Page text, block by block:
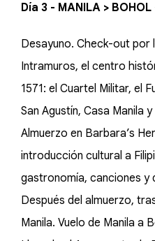
Día 3 - MANILA > BOHOL
Desayuno. Check-out por
Intramuros, el centro
1571: el Cuartel Militar, el
San Agustín, Casa Manila
Almuerzo en Barbara’s
introducción cultural a
gastronomía, canciones y
Después del almuerzo,
Manila. Vuelo de Manila a